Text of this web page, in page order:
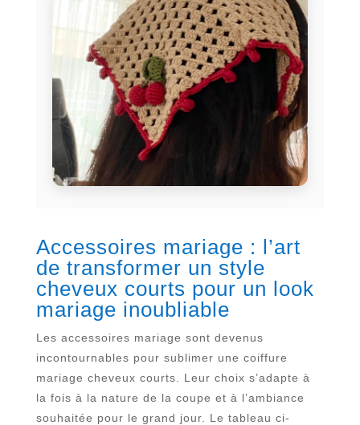
Accessoires mariage : l’art
de transformer un style
cheveux courts pour un look
mariage inoubliable
Les accessoires mariage sont devenus
incontournables pour sublimer une coiffure
mariage cheveux courts. Leur choix s’adapte à
la fois à la nature de la coupe et à l’ambiance
souhaitée pour le grand jour. Le tableau ci-